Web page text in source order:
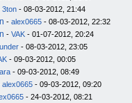
3ton - 08-03-2012, 21:44
- alex0665 - 08-03-2012, 22:32
- VAK - 01-07-2012, 20:24
- 08-03-2012, 23:05
- 09-03-2012, 00:05
- 09-03-2012, 08:49
alex0665 - 09-03-2012, 09:20
- 24-03-2012, 08:21